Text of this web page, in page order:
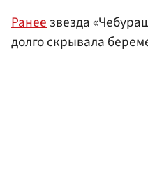
Ранеезвезда
долго скрывала